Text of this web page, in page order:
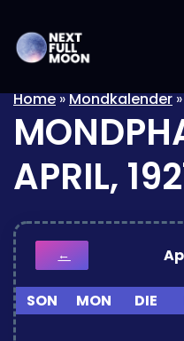
Home»Mondkalender
APRIL,
←
SON MON DIE